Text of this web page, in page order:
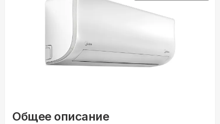
Общее описание